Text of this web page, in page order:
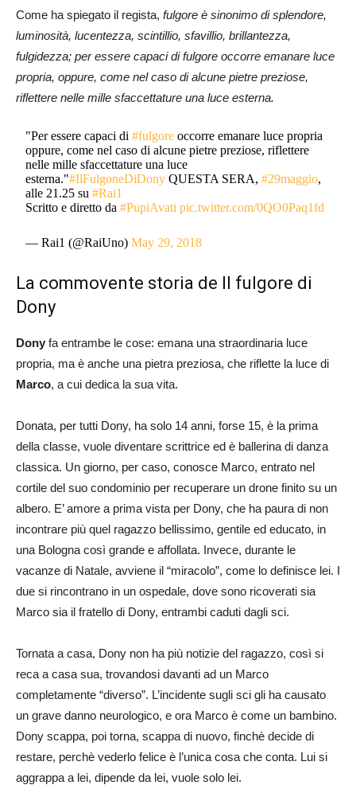
Come ha spiegato il regista, fulgore è sinonimo di splendore,
luminosità, lucentezza, scintillio, sfavillio, brillantezza,
fulgidezza; per essere capaci di fulgore occorre emanare luce
propria, oppure, come nel caso di alcune pietre preziose,
riflettere nelle mille sfaccettature una luce esterna.
"Per essere capaci di#fulgore occorre emanare luce propria
oppure, come nel caso di alcune pietre preziose, riflettere
nelle mille sfaccettature una luce
esterna."#IlFulgoneDiDony QUESTA SERA,#29maggio,
alle 21.25 su#Rai1
Scritto e diretto da#PupiAvati pic.twitter.com/0QO0Paq1fd
— Rai1 (@RaiUno)May 29, 2018
La commovente storia de Il fulgore di
Dony
Dony fa entrambe le cose: emana una straordinaria luce
propria, ma è anche una pietra preziosa, che riflette la luce di
Marco, a cui dedica la sua vita.
Donata, per tutti Dony, ha solo 14 anni, forse 15, è la prima
della classe, vuole diventare scrittrice ed è ballerina di danza
classica. Un giorno, per caso, conosce Marco, entrato nel
cortile del suo condominio per recuperare un drone finito su un
albero. E’ amore a prima vista per Dony, che ha paura di non
incontrare più quel ragazzo bellissimo, gentile ed educato, in
una Bologna così grande e affollata. Invece, durante le
vacanze di Natale, avviene il “miracolo”, come lo definisce lei. I
due si rincontrano in un ospedale, dove sono ricoverati sia
Marco sia il fratello di Dony, entrambi caduti dagli sci.
Tornata a casa, Dony non ha più notizie del ragazzo, così si
reca a casa sua, trovandosi davanti ad un Marco
completamente “diverso”. L’incidente sugli sci gli ha causato
un grave danno neurologico, e ora Marco è come un bambino.
Dony scappa, poi torna, scappa di nuovo, finchè decide di
restare, perchè vederlo felice è l’unica cosa che conta. Lui si
aggrappa a lei, dipende da lei, vuole solo lei.